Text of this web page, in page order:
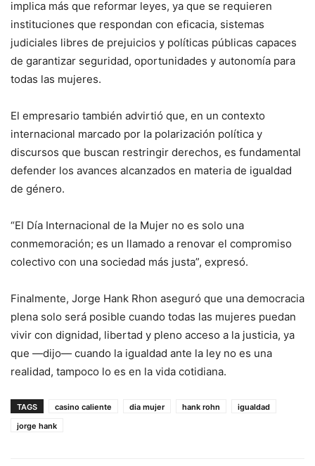
implica más que reformar leyes, ya que se requieren
instituciones que respondan con eficacia, sistemas
judiciales libres de prejuicios y políticas públicas capaces
de garantizar seguridad, oportunidades y autonomía para
todas las mujeres.
El empresario también advirtió que, en un contexto
internacional marcado por la polarización política y
discursos que buscan restringir derechos, es fundamental
defender los avances alcanzados en materia de igualdad
de género.
“El Día Internacional de la Mujer no es solo una
conmemoración; es un llamado a renovar el compromiso
colectivo con una sociedad más justa”, expresó.
Finalmente, Jorge Hank Rhon aseguró que una democracia
plena solo será posible cuando todas las mujeres puedan
vivir con dignidad, libertad y pleno acceso a la justicia, ya
que —dijo— cuando la igualdad ante la ley no es una
realidad, tampoco lo es en la vida cotidiana.
TAGS casino caliente dia mujer hank rohn
igualdad
jorge hank